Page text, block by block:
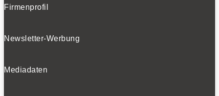
Firmenprofil
Newsletter-Werbung
Mediadaten